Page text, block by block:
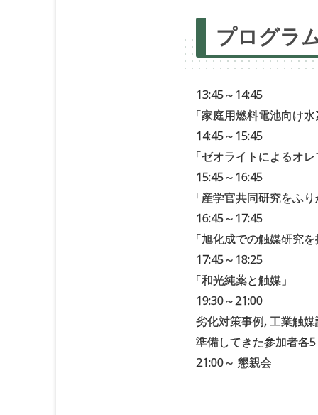
プログラ
13:45～14:45
「家庭用燃料電池向け
14:45～15:45
「ゼオライトによるオ
15:45～16:45
「産学官共同研究をふ
16:45～17:45
「旭化成での触媒研究
17:45～18:25
「和光純薬と触媒」
19:30～21:00
劣化対策事例, 工業触
準備してきた参加者各
21:00～ 懇親会